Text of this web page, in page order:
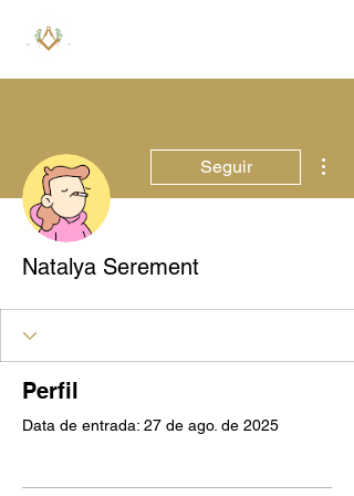
Seguir
Natalya Serement
Perfil
Data de entrada: 27 de ago. de 2025